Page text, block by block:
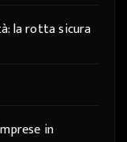
la rotta sicura
in